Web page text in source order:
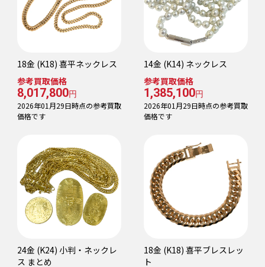
18金 (K18) 喜平ネックレス
参考買取価格
8,017,800円
2026年01月29日時点の参考買取
価格です
14金 (K14) ネックレス
参考買取価格
1,385,100円
2026年01月29日時点の参考買取
価格です
24金 (K24) 小判・ネックレ
ス まとめ
18金 (K18) 喜平ブレスレッ
ト